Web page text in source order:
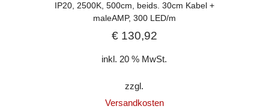
IP20, 2500K, 500cm, beids. 30cm Kabel +
maleAMP, 300 LED/m
€130,92
inkl. 20 % MwSt.
zzgl.
Versandkosten